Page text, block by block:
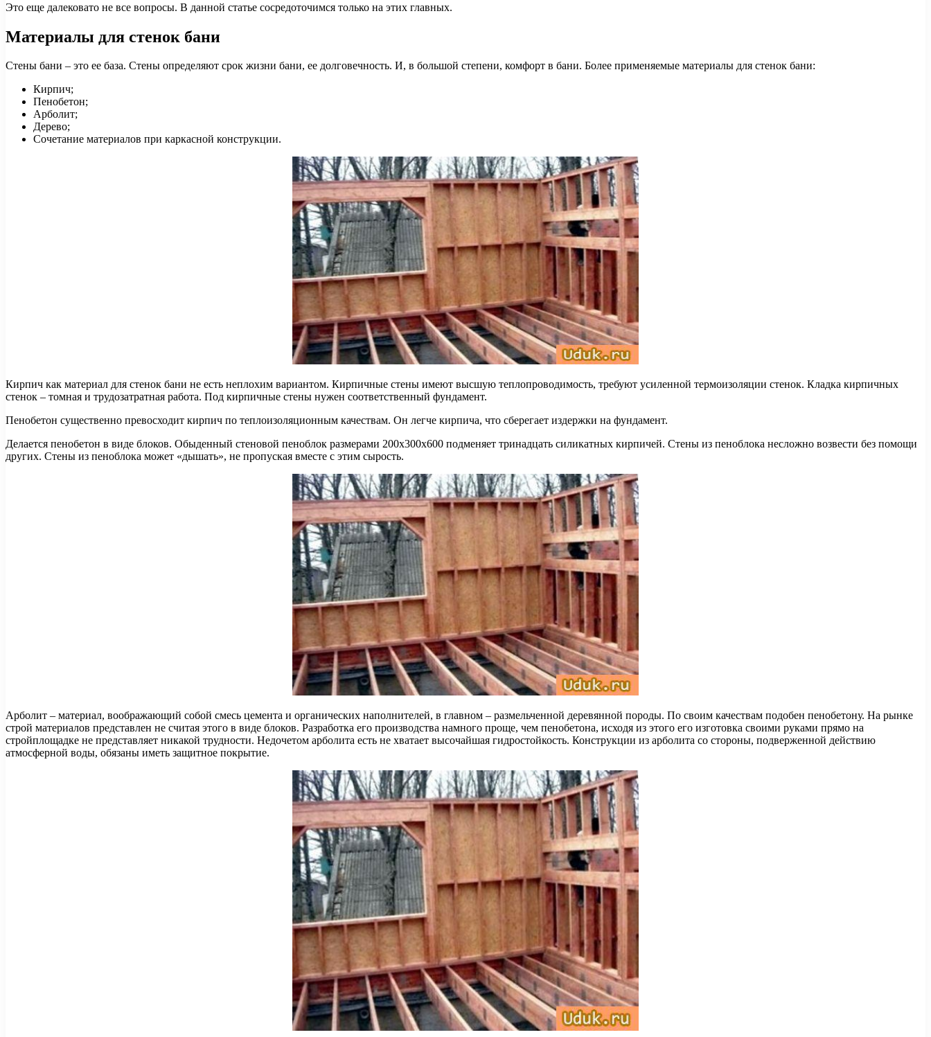
Это еще далековато не все вопросы. В данной статье сосредоточимся только на этих главных.
Материалы для стенок бани
Стены бани – это ее база. Стены определяют срок жизни бани, ее долговечность. И, в большой степени, комфорт в бани. Более применяемые материалы для стенок бани:
Кирпич;
Пенобетон;
Арболит;
Дерево;
Сочетание материалов при каркасной конструкции.
Кирпич как материал для стенок бани не есть неплохим вариантом. Кирпичные стены имеют высшую теплопроводимость, требуют усиленной термоизоляции стенок. Кладка кирпичных
стенок – томная и трудозатратная работа. Под кирпичные стены нужен соответственный фундамент.
Пенобетон существенно превосходит кирпич по теплоизоляционным качествам. Он легче кирпича, что сберегает издержки на фундамент.
Делается пенобетон в виде блоков. Обыденный стеновой пеноблок размерами 200х300х600 подменяет тринадцать силикатных кирпичей. Стены из пеноблока несложно возвести без помощи
других. Стены из пеноблока может «дышать», не пропуская вместе с этим сырость.
Арболит – материал, воображающий собой смесь цемента и органических наполнителей, в главном – размельченной деревянной породы. По своим качествам подобен пенобетону. На рынке
строй материалов представлен не считая этого в виде блоков. Разработка его производства намного проще, чем пенобетона, исходя из этого его изготовка своими руками прямо на
стройплощадке не представляет никакой трудности. Недочетом арболита есть не хватает высочайшая гидростойкость. Конструкции из арболита со стороны, подверженной действию
атмосферной воды, обязаны иметь защитное покрытие.